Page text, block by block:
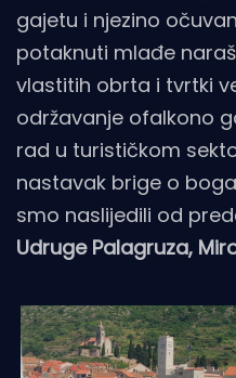
gajetu i njezino
potaknuti mlađe
vlastitih obrta i tvrtki
održavanje ofalkono
rad u turističkom
nastavak brige o
smo naslijedili od
Udruge Palagruza,